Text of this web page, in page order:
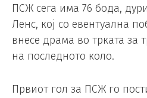
ПСЖ сега има 76 бода,
Ленс, кој со евентуална
внесе драма во трката за
на последното коло.
Првиот гол за ПСЖ го